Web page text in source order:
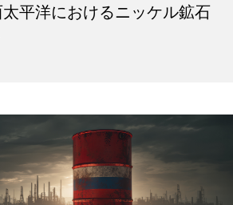
太平洋におけるニッケル鉱石